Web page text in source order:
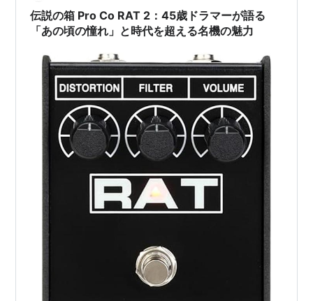
伝説の箱 Pro Co RAT 2：45歳ドラマーが語る
「あの頃の憧れ」と時代を超える名機の魅力